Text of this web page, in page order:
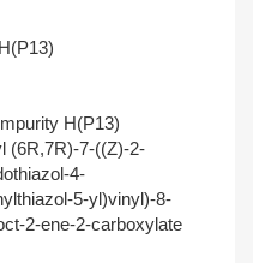
H(P13)
(6R,7R)-7-((Z)-2-
4-
5-yl)vinyl)-8-
2-ene-2-carboxylate